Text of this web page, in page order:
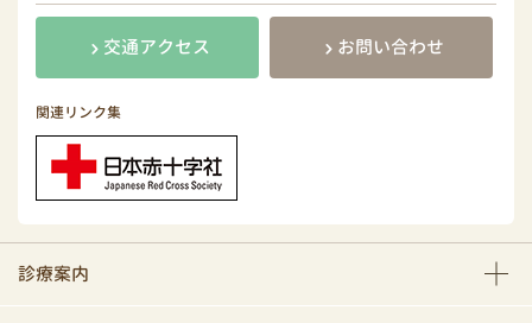
交通アクセス お問い合わせ
関連リンク集
診療案内